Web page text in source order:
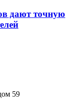
дают точную
59